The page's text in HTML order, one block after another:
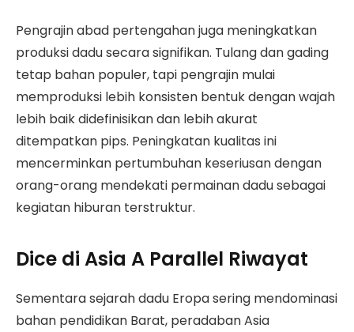
Pengrajin abad pertengahan juga meningkatkan
produksi dadu secara signifikan. Tulang dan gading
tetap bahan populer, tapi pengrajin mulai
memproduksi lebih konsisten bentuk dengan wajah
lebih baik didefinisikan dan lebih akurat
ditempatkan pips. Peningkatan kualitas ini
mencerminkan pertumbuhan keseriusan dengan
orang-orang mendekati permainan dadu sebagai
kegiatan hiburan terstruktur.
Dice di Asia A Parallel Riwayat
Sementara sejarah dadu Eropa sering mendominasi
bahan pendidikan Barat, peradaban Asia